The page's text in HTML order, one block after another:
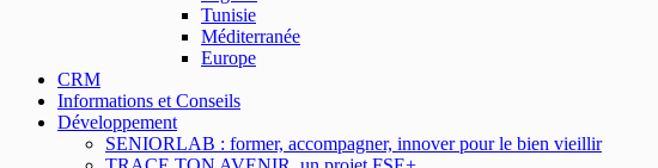
Tunisie
Méditerranée
Europe
CRM
Informations et Conseils
Développement
SENIORLAB : former, accompagner, innover pour le bien vieillir